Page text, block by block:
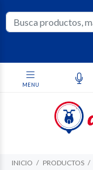
INICIO PRODUCTOS